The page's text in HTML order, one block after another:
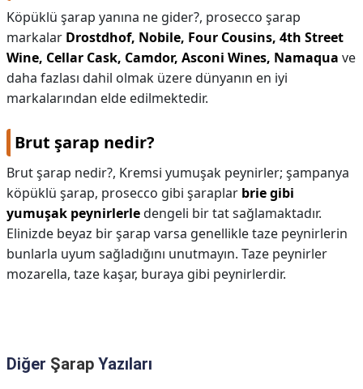
Köpüklü şarap yanına ne gider?, prosecco şarap
markalar Drostdhof, Nobile, Four Cousins, 4th Street
Wine, Cellar Cask, Camdor, Asconi Wines, Namaqua ve
daha fazlası dahil olmak üzere dünyanın en iyi
markalarından elde edilmektedir.
Brut şarap nedir?
Brut şarap nedir?, Kremsi yumuşak peynirler; şampanya
köpüklü şarap, prosecco gibi şaraplar brie gibi
yumuşak peynirlerledengeli bir tat sağlamaktadır.
Elinizde beyaz bir şarap varsa genellikle taze peynirlerin
bunlarla uyum sağladığını unutmayın. Taze peynirler
mozarella, taze kaşar, buraya gibi peynirlerdir.
Diğer Şarap Yazıları